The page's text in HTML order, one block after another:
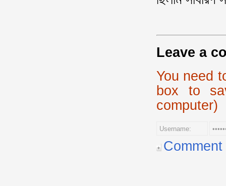
Leave a
You need
box to
computer)